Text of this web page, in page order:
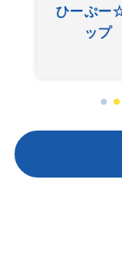
ひーぷー
ップ